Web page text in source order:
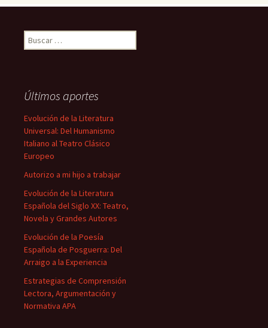
Buscar:
Últimos aportes
Evolución de la Literatura
Universal: Del Humanismo
Italiano al Teatro Clásico
Europeo
Autorizo a mi hijo a trabajar
Evolución de la Literatura
Española del Siglo XX: Teatro,
Novela y Grandes Autores
Evolución de la Poesía
Española de Posguerra: Del
Arraigo a la Experiencia
Estrategias de Comprensión
Lectora, Argumentación y
Normativa APA